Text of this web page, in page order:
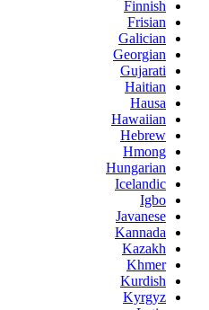
Finnish
Frisian
Galician
Georgian
Gujarati
Haitian
Hausa
Hawaiian
Hebrew
Hmong
Hungarian
Icelandic
Igbo
Javanese
Kannada
Kazakh
Khmer
Kurdish
Kyrgyz